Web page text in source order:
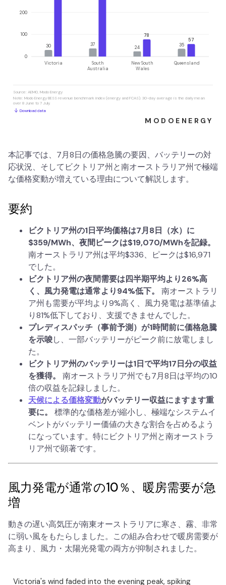
本記事では、7月8日の価格急騰の要因、バッテリーの対
応状況、そしてビクトリア州と南オーストラリア州で極端
な価格変動が増えている理由について解説します。
要約
ビクトリア州の1日平均価格は7月8日（水）に
$359/MWh、夜間ピークは$19,070/MWhを記録。
南オーストラリア州は平均$336、ピークは$16,971
でした。
ビクトリア州の夜間需要は四半期平均より26%高
く、風力発電は通常より94%低下。
南オーストラリ
ア州も需要が平均より9%高く、風力発電は基準値よ
り81%低下しており、支援できませんでした。
プレディスパッチ（事前予測）が1時間前に価格急騰
を示唆し、一部バッテリーがピーク前に放電しまし
た。
ビクトリア州のバッテリーは1日で平均17日分の収益
を獲得。
南オーストラリア州でも7月8日は平均の10
倍の収益を記録しました。
天候による価格変動がバッテリー収益にますます重
要に。
標準的な価格差が縮小し、極端なシステムイ
ベントがバッテリー価値の大きな割合を占めるよう
になっています。特にビクトリア州と南オーストラ
リア州で顕著です。
風力発電が通常の10％、暖房需要が急
増
動きの遅い高気圧が南東オーストラリアに寒さ、霧、非常
に弱い風をもたらしました。この組み合わせで暖房需要が
高まり、風力・太陽光発電の両方が抑制されました。